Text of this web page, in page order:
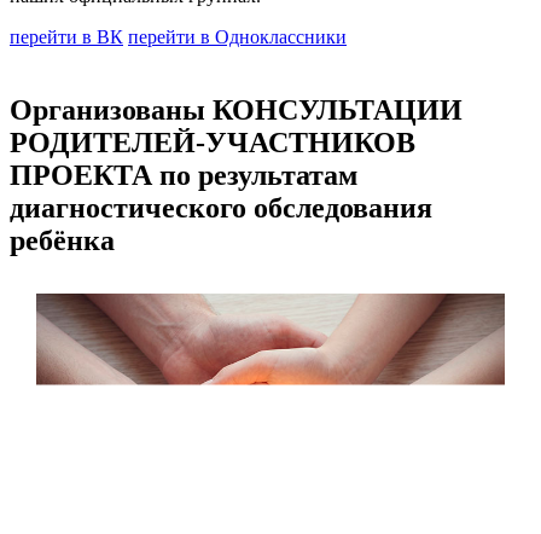
перейти в ВК перейти в Одноклассники
Организованы КОНСУЛЬТАЦИИ
РОДИТЕЛЕЙ-УЧАСТНИКОВ
ПРОЕКТА по результатам
диагностического обследования
ребёнка